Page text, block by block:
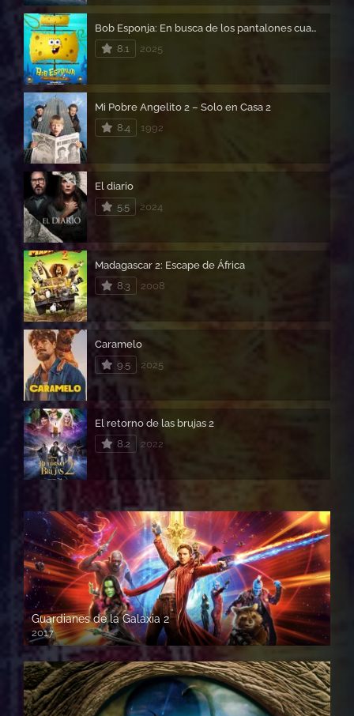
Bob Esponja: En busca de los pantalones cuadrados
8.1
2025
Mi Pobre Angelito 2 – Solo en Casa 2
8.4
1992
El diario
5.5
2024
Madagascar 2: Escape de África
8.3
2008
Caramelo
9.5
2025
El retorno de las brujas 2
8.2
2022
Guardianes de la Galaxia 2
2017
720p HD